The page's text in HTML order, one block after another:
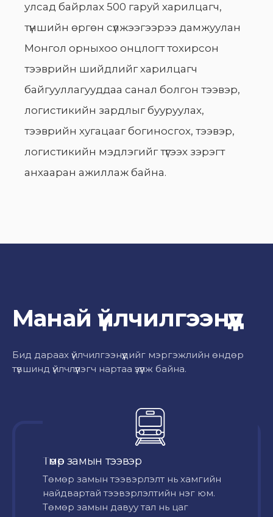
улсад байрлах 500 гаруй харилцагч,
түншийн өргөн сүлжээгээрээ дамжуулан
Монгол орныхоо онцлогт тохирсон
тээврийн шийдлийг харилцагч
байгууллагууддаа санал болгон тээвэр,
логистикийн зардлыг бууруулах,
тээврийн хугацааг богиносгох, тээвэр,
логистикийн мэдлэгийг түгээх зэрэгт
анхааран ажиллаж байна.
Манай үйлчилгээнүүд
Бид дараах үйлчилгээнүүдийг мэргэжлийн өндөр
түвшинд үйлчлүүлэгч нартаа үзүүлж байна.
Төмөр замын тээвэр
Төмөр замын тээвэрлэлт нь хамгийн
найдвартай тээвэрлэлтийн нэг юм.
Төмөр замын давуу тал нь цаг